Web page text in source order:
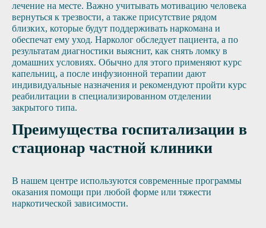
лечение на месте. Важно учитывать мотивацию человека
вернуться к трезвости, а также присутствие рядом
близких, которые будут поддерживать наркомана и
обеспечат ему уход. Нарколог обследует пациента, а по
результатам диагностики выяснит, как снять ломку в
домашних условиях. Обычно для этого применяют курс
капельниц, а после инфузионной терапии дают
индивидуальные назначения и рекомендуют пройти курс
реабилитации в специализированном отделении
закрытого типа.
Преимущества госпитализации в
стационар частной клиники
В нашем центре используются современные программы
оказания помощи при любой форме или тяжести
наркотической зависимости.